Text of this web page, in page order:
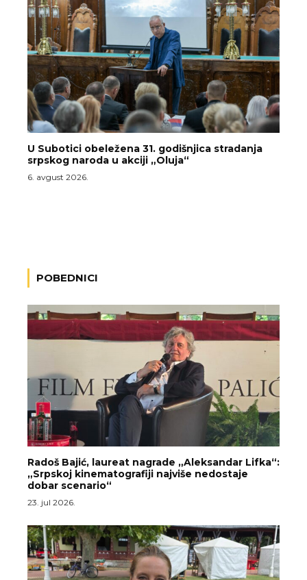
U Subotici obeležena 31. godišnjica stradanja
srpskog naroda u akciji „Oluja“
6. avgust 2026.
POBEDNICI
Radoš Bajić, laureat nagrade „Aleksandar Lifka“:
„Srpskoj kinematografiji najviše nedostaje
dobar scenario“
23. jul 2026.